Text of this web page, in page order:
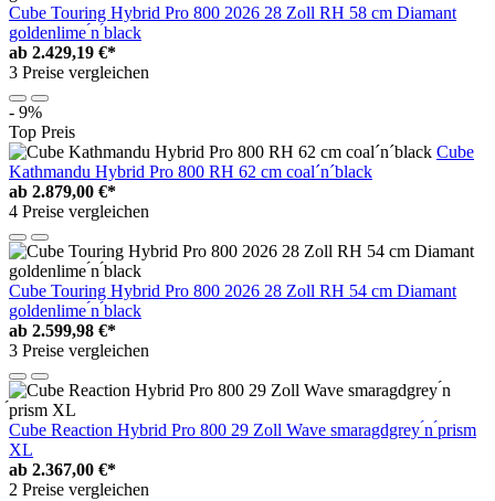
Cube Touring Hybrid Pro 800 2026 28 Zoll RH 58 cm Diamant
goldenlime ́n ́black
ab 2.429,19 €*
3 Preise vergleichen
- 9%
Top Preis
Cube
Kathmandu Hybrid Pro 800 RH 62 cm coal´n´black
ab 2.879,00 €*
4 Preise vergleichen
Cube Touring Hybrid Pro 800 2026 28 Zoll RH 54 cm Diamant
goldenlime ́n ́black
ab 2.599,98 €*
3 Preise vergleichen
Cube Reaction Hybrid Pro 800 29 Zoll Wave smaragdgrey ́n ́prism
XL
ab 2.367,00 €*
2 Preise vergleichen